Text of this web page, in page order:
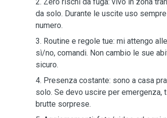
da solo. Durante le uscite uso
numero.
3. Routine e regole tue: mi attengo
sì/no, comandi. Non cambio le sue
sicuro.
4. Presenza costante: sono a casa
solo. Se devo uscire per emergenza,
brutte sorprese.